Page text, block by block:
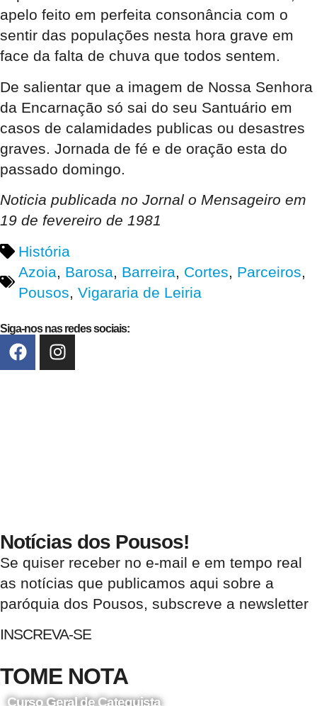
apelo feito em perfeita consonância com o
sentir das populações nesta hora grave em
face da falta de chuva que todos sentem.
De salientar que a imagem de Nossa Senhora
da Encarnação só sai do seu Santuário em
casos de calamidades publicas ou desastres
graves. Jornada de fé e de oração esta do
passado domingo.
Noticia publicada no Jornal o Mensageiro em
19 de fevereiro de 1981
História
Azoia, Barosa, Barreira, Cortes, Parceiros,
Pousos, Vigararia de Leiria
Siga-nos nas redes sociais:
Notícias dos Pousos!
Se quiser receber no e-mail e em tempo real
as notícias que publicamos aqui sobre a
paróquia dos Pousos, subscreve a newsletter
INSCREVA-SE
TOME NOTA
Curso Geral de Catequista